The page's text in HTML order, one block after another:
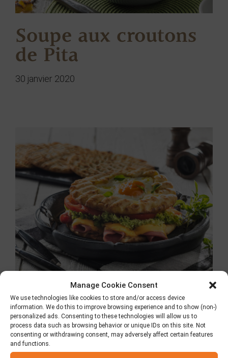
Manage Cookie Consent
We use technologies like cookies to store and/or access device
information. We do this to improve browsing experience and to show (non-)
personalized ads. Consenting to these technologies will allow us to
process data such as browsing behavior or unique IDs on this site. Not
consenting or withdrawing consent, may adversely affect certain features
and functions.
Soupe aux croutons
de Pita
30 janvier 2020
Sandwich avec oeuf
miroir
30 janvier 2020